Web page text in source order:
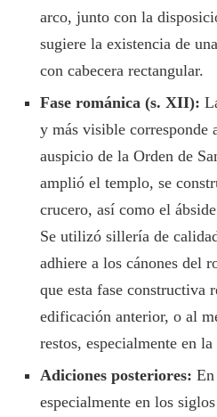
arco, junto con la
sugiere la existencia de
con cabecera rectangular.
Fase románica (s. XII):
y más visible
auspicio de la Orden de
amplió el templo, se
crucero, así como el
Se utilizó sillería de
adhiere a los cánones del
que esta fase constructiva
edificación anterior, o al
restos, especialmente en
Adiciones posteriores:
especialmente en los